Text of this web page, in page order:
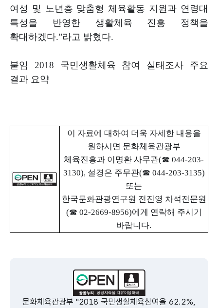
여성 및 노년층 맞춤형 체육활동 지원과 연령대
특성을
반영한 생활체육 진흥 정책을
확대하겠다.”라고 밝혔다.
붙임 2018 국민생활체육 참여 실태조사 주요
결과 요약
이 자료에 대하여 더욱 자세한 내용을
원하시면 문화체육관광부
체육진흥과 이명환 사무관(☎ 044-203-
3130), 설경은 주무관(☎ 044-203-3135)
또는
한국문화관광연구원 전진영 차석전문원
(☎ 02-2669-8956)에게 연락해 주시기
바랍니다.
문화체육관광부 "2018 국민생활체육참여율 62.2%,